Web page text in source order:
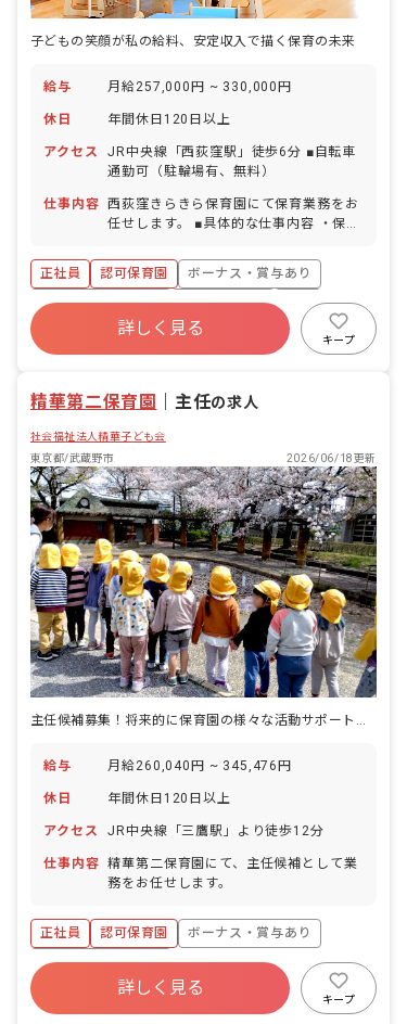
子どもの笑顔が私の給料、安定収入で描く保育の未来
給与 月給257,000円 ~ 330,000円
休日 年間休日120日以上
アクセス
JR中央線「西荻窪駅」徒歩6分 ■自転車
通勤可（駐輪場有、無料）
仕事内容 西荻窪きらきら保育園にて保育業務をお
任せします。 ■具体的な仕事内容 ・保育
正社員
認可保育園
ボーナス・賞与あり
年間休日120日以上
社会保険完備
福利厚生充実
退職金制度
残業少なめ
詳しく見る
キープ
精華第二保育園 ｜主任の求人
社会福祉法人精華子ども会
東京都/武蔵野市
2026/06/18更新
給与 月給260,040円 ~ 345,476円
休日 年間休日120日以上
アクセス JR中央線「三鷹駅」より徒歩12分
仕事内容 精華第二保育園にて、主任候補として業
務をお任せします。
正社員 認可保育園
ボーナス・賞与あり
年間休日120日以上
寮・住宅・家賃補助あり
社会保険完備
詳しく見る
キープ